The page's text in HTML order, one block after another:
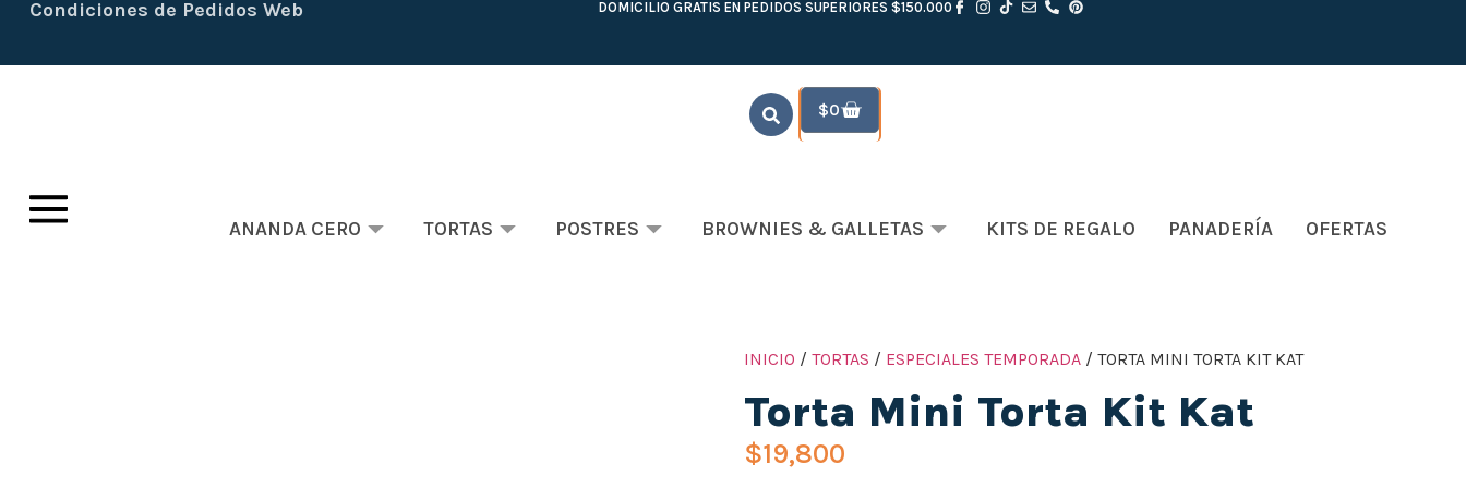
Condiciones de Pedidos Web DOMICILIO GRATIS EN PEDIDOS SUPERIORES $150.000
$0
ANANDA CERO TORTAS POSTRES BROWNIES & GALLETAS KITS DE REGALO PANADERÍA OFERTAS
INICIO / TORTAS / ESPECIALES TEMPORADA / TORTA MINI TORTA KIT KAT
Torta Mini Torta Kit Kat
$19,800